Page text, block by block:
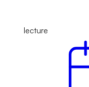
lecture